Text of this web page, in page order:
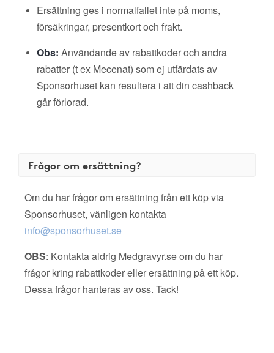
Ersättning ges i normalfallet inte på moms,
försäkringar, presentkort och frakt.
Obs: Användande av rabattkoder och andra
rabatter (t ex Mecenat) som ej utfärdats av
Sponsorhuset kan resultera i att din cashback
går förlorad.
Frågor om ersättning?
Om du har frågor om ersättning från ett köp via
Sponsorhuset, vänligen kontakta
info@sponsorhuset.se
OBS: Kontakta aldrig Medgravyr.se om du har
frågor kring rabattkoder eller ersättning på ett köp.
Dessa frågor hanteras av oss. Tack!